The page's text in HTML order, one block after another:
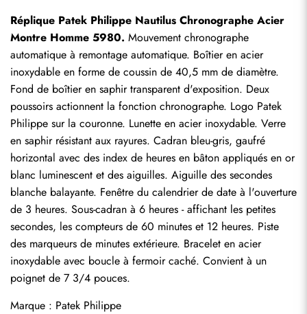
Réplique Patek Philippe Nautilus Chronographe Acier
Montre Homme 5980. Mouvement chronographe
automatique à remontage automatique. Boîtier en acier
inoxydable en forme de coussin de 40,5 mm de diamètre.
Fond de boîtier en saphir transparent d'exposition. Deux
poussoirs actionnent la fonction chronographe. Logo Patek
Philippe sur la couronne. Lunette en acier inoxydable. Verre
en saphir résistant aux rayures. Cadran bleu-gris, gaufré
horizontal avec des index de heures en bâton appliqués en or
blanc luminescent et des aiguilles. Aiguille des secondes
blanche balayante. Fenêtre du calendrier de date à l'ouverture
de 3 heures. Sous-cadran à 6 heures - affichant les petites
secondes, les compteurs de 60 minutes et 12 heures. Piste
des marqueurs de minutes extérieure. Bracelet en acier
inoxydable avec boucle à fermoir caché. Convient à un
poignet de 7 3/4 pouces.
Marque : Patek Philippe